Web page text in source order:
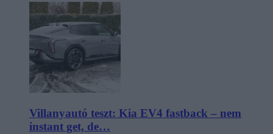
Villanyautó teszt: Kia EV4 fastback – nem
instant get, de…